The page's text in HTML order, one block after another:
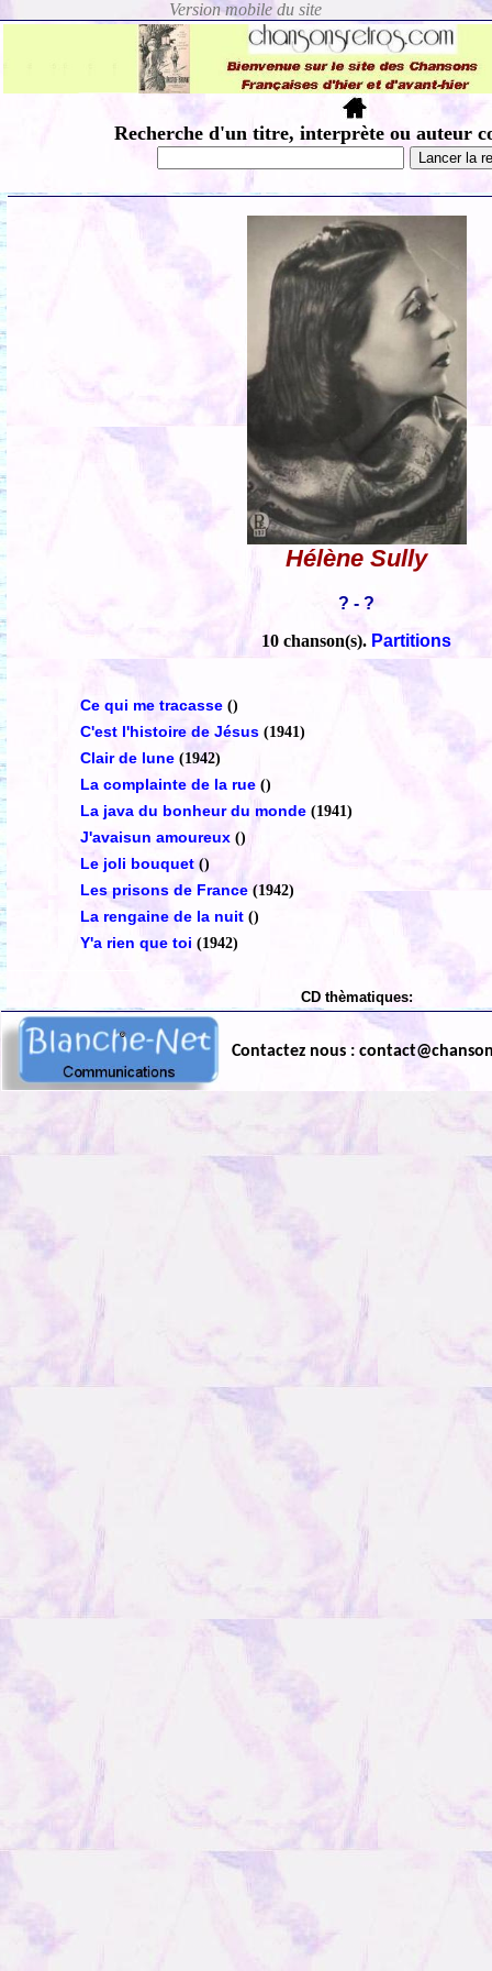
Recherche d'un titre, interprète ou auteur
Hélène Sully
? - ?
10 chanson(s). Partitions
Ce qui me tracasse ()
C'est l'histoire de Jésus (1941)
Clair de lune (1942)
La complainte de la rue ()
La java du bonheur du monde (1941)
J'avaisun amoureux ()
Le joli bouquet ()
Les prisons de France (1942)
La rengaine de la nuit ()
Y'a rien que toi (1942)
CD thèmatiques:
Contactez nous :